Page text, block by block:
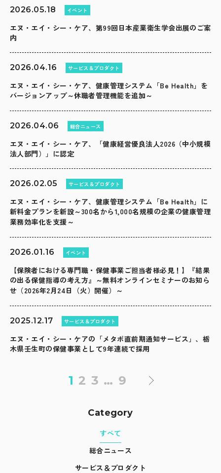
Category
すべて
総合ニュース
サービス＆プロダクト
2026.05.18 イベント
エヌ・エイ・シー・ケア、第99回日本産業衛生学会出展のご案
内
2026.04.16 サービス＆プロダクト
エヌ・エイ・シー・ケア、健康管理システム「Be Health」を
バージョンアップ～休職者管理機能を追加～
2026.04.06 総合ニュース
エヌ・エイ・シー・ケア、「健康経営優良法人2026（中小規模
法人部門）」に認定
2026.02.05 サービス＆プロダクト
エヌ・エイ・シー・ケア、健康管理システム「Be Health」に
新料金プランを新設～300名から1,000名規模の企業の健康管理
業務効率化を支援～
2026.01.16 イベント
【保険者における専門職・保健事業ご担当者様必見！】『結果
の出る保健指導の考え方』～無料オンラインセミナーのお知ら
せ（2026年2月24日（火）開催）～
2025.12.17 サービス＆プロダクト
エヌ・エイ・シー・ケアの「メタボ直前期通知サービス」、栃
木県壬生町の保健事業として9年連続で採用
1 2 3 … 9